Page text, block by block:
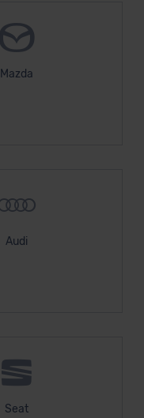
Mazda
Audi
Seat